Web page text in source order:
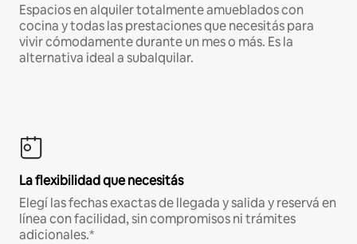
Espacios en alquiler totalmente amueblados con
cocina y todas las prestaciones que necesitás para
vivir cómodamente durante un mes o más. Es la
alternativa ideal a subalquilar.
La flexibilidad que necesitás
Elegí las fechas exactas de llegada y salida y reservá en
línea con facilidad, sin compromisos ni trámites
adicionales.*